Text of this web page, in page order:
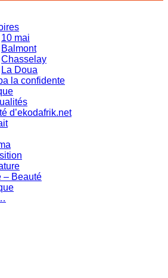
10 mai
Balmont
Chasselay
La Doua
la confidente
d’ekodafrik.net
– Beauté